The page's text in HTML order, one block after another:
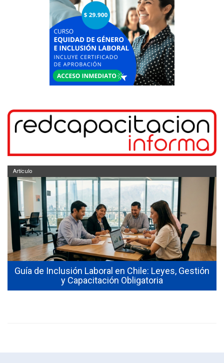
Guía de Inclusión Laboral en Chile: Leyes, Gestión
y Capacitación Obligatoria
Artículo